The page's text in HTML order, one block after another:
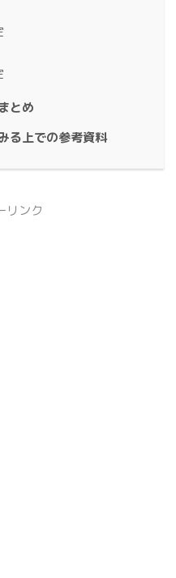
とめ
る上での参考資料
リンク